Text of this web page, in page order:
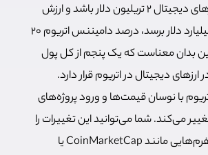
مثال، اگر کل بازار ارزهای دیجیتال ۲ تریلیون دلار باشد و ارزش
بازار اتریوم به ۴۰۰ میلیارد دلار برسد، درصد دامیننس اتریوم ۲۰
بدان معناست که یک پنجم از کل پول
دیجیتال در اتریوم قرار دارد.
با نوسان قیمت‌ها و ورود پروژه‌های
تغییر می‌کند. شما می‌توانید این تغییرات را
به صورت آنی در پلتفرم‌هایی مانند CoinMarketCap یا